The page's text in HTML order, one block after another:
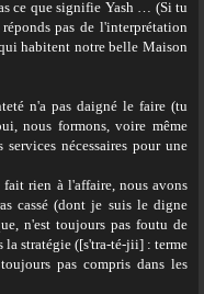
ce que signifie Yash … (Si tu
pas de l'interprétation
habitent notre belle Maison
n'a pas daigné le faire (tu
nous formons, voire même
nécessaires pour une
fait rien à l'affaire, nous avons
cassé (dont je suis le digne
n'est toujours pas foutu de
la stratégie ([s'tra-té-jii] : terme
pas compris dans les